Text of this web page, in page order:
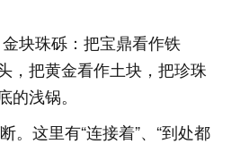
块珠砾：把宝鼎看作铁
，把黄金看作土块，把珍珠
浅锅。
。这里有“连接着”、“到处都